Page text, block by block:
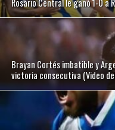
Rosario Central le ganó 1-0 a
Brayan Cortés imbatible y
victoria consecutiva (Video